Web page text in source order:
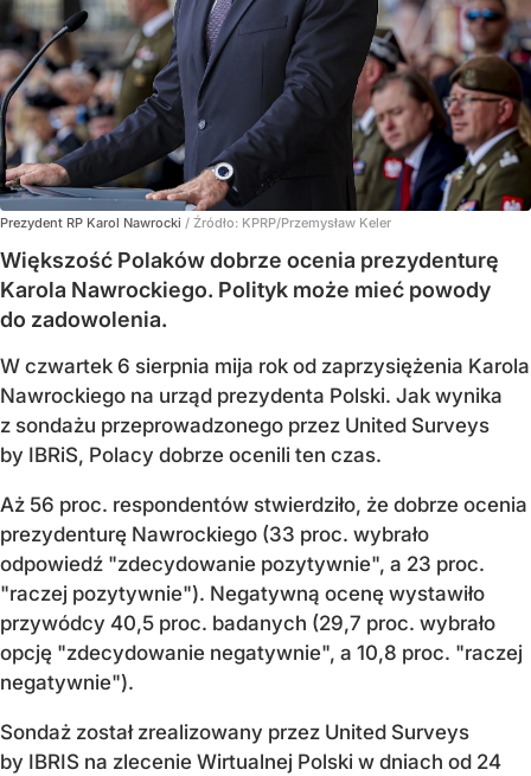
Prezydent RP Karol Nawrocki / Źródło: KPRP/Przemysław Keler
Większość Polaków dobrze ocenia prezydenturę
Karola Nawrockiego. Polityk może mieć powody
do zadowolenia.
W czwartek 6 sierpnia mija rok od zaprzysiężenia Karola
Nawrockiego na urząd prezydenta Polski. Jak wynika
z sondażu przeprowadzonego przez United Surveys
by IBRiS, Polacy dobrze ocenili ten czas.
Aż 56 proc. respondentów stwierdziło, że dobrze ocenia
prezydenturę Nawrockiego (33 proc. wybrało
odpowiedź "zdecydowanie pozytywnie", a 23 proc.
"raczej pozytywnie"). Negatywną ocenę wystawiło
przywódcy 40,5 proc. badanych (29,7 proc. wybrało
opcję "zdecydowanie negatywnie", a 10,8 proc. "raczej
negatywnie").
Sondaż został zrealizowany przez United Surveys
by IBRIS na zlecenie Wirtualnej Polski w dniach od 24